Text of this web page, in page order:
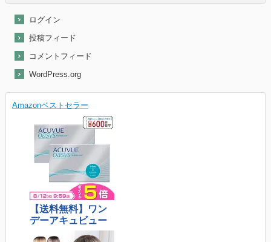
ログイン
投稿フィード
コメントフィード
WordPress.org
Amazonベストセラー